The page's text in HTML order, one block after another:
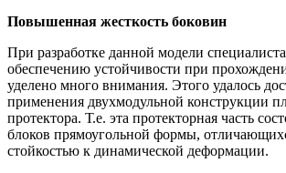
Повышенная жесткость боковин
При разработке данной модели
обеспечению устойчивости при
уделено много внимания. Этого удалось
применения двухмодульной конструкции
протектора. Т.е. эта протекторная часть
блоков прямоугольной формы,
стойкостью к динамической деформации.